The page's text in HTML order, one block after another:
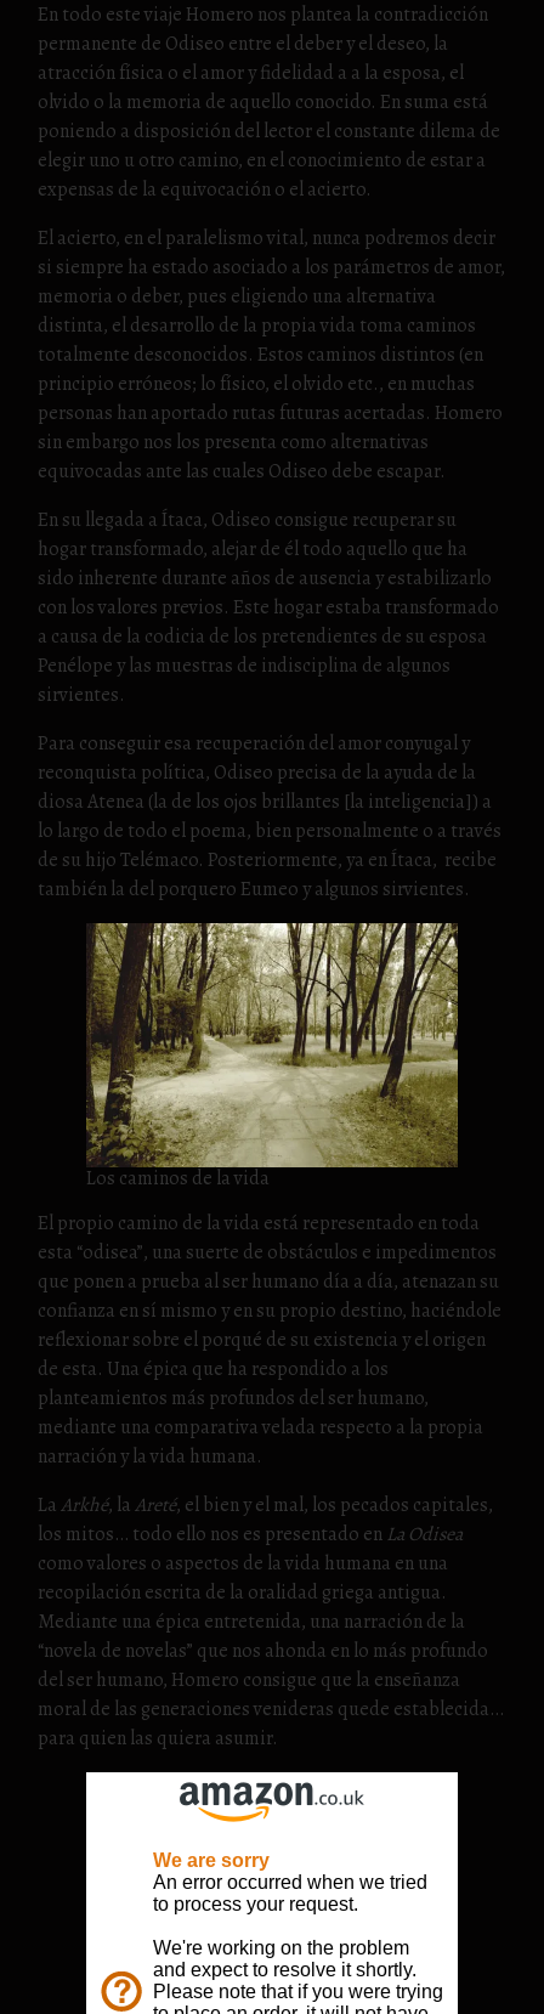
En todo este viaje Homero nos plantea la contradicción
permanente de Odiseo entre el deber y el deseo, la
atracción física o el amor y fidelidad a a la esposa, el
olvido o la memoria de aquello conocido. En suma está
poniendo a disposición del lector el constante dilema de
elegir uno u otro camino, en el conocimiento de estar a
expensas de la equivocación o el acierto.
El acierto, en el paralelismo vital, nunca podremos decir
si siempre ha estado asociado a los parámetros de amor,
memoria o deber, pues eligiendo una alternativa
distinta, el desarrollo de la propia vida toma caminos
totalmente desconocidos. Estos caminos distintos (en
principio erróneos; lo físico, el olvido etc., en muchas
personas han aportado rutas futuras acertadas. Homero
sin embargo nos los presenta como alternativas
equivocadas ante las cuales Odiseo debe escapar.
En su llegada a Ítaca, Odiseo consigue recuperar su
hogar transformado, alejar de él todo aquello que ha
sido inherente durante años de ausencia y estabilizarlo
con los valores previos. Este hogar estaba transformado
a causa de la codicia de los pretendientes de su esposa
Penélope y las muestras de indisciplina de algunos
sirvientes.
Para conseguir esa recuperación del amor conyugal y
reconquista política, Odiseo precisa de la ayuda de la
diosa Atenea (la de los ojos brillantes [la inteligencia]) a
lo largo de todo el poema, bien personalmente o a través
de su hijo Telémaco. Posteriormente, ya en Ítaca, recibe
también la del porquero Eumeo y algunos sirvientes.
Los caminos de la vida
El propio camino de la vida está representado en toda
esta “odisea”, una suerte de obstáculos e impedimentos
que ponen a prueba al ser humano día a día, atenazan su
confianza en sí mismo y en su propio destino, haciéndole
reflexionar sobre el porqué de su existencia y el origen
de esta. Una épica que ha respondido a los
planteamientos más profundos del ser humano,
mediante una comparativa velada respecto a la propia
narración y la vida humana.
LaArkhé, laAreté, el bien y el mal, los pecados capitales,
los mitos… todo ello nos es presentado enLa Odisea
como valores o aspectos de la vida humana en una
recopilación escrita de la oralidad griega antigua.
Mediante una épica entretenida, una narración de la
“novela de novelas” que nos ahonda en lo más profundo
del ser humano, Homero consigue que la enseñanza
moral de las generaciones venideras quede establecida…
para quien las quiera asumir.